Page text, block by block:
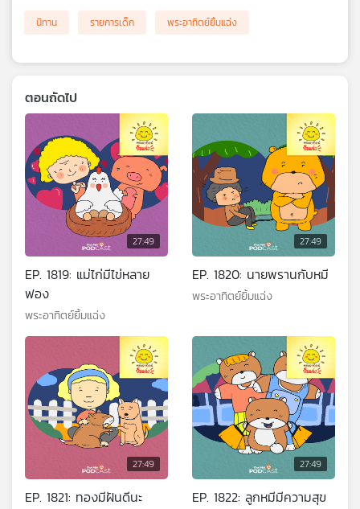
นิทาน รายการเด็ก พระอาทิตย์ยิ้มแฉ่ง
ตอนถัดไป
27:49
EP. 1819: แม่ไก่มีไข่หลาย
ฟอง
พระอาทิตย์ยิ้มแฉ่ง
27:49
EP. 1820: นายพรานกับหมี
พระอาทิตย์ยิ้มแฉ่ง
27:49
EP. 1821: ทองมีฝันดีนะ
27:49
EP. 1822: ลูกหมีมีความสุข